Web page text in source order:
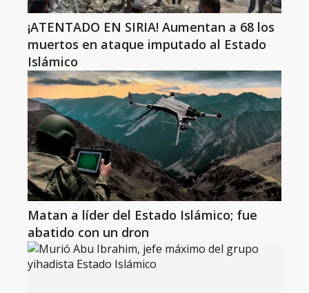
¡ATENTADO EN SIRIA! Aumentan a 68 los
muertos en ataque imputado al Estado
Islámico
Matan a líder del Estado Islámico; fue
abatido con un dron